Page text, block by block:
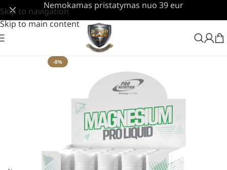
Skip to navigation
Skip to main content
Nemokamas pristatymas nuo 39 eur
-8%